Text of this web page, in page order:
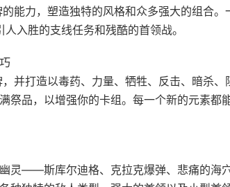
能力，塑造独特的风格和众多强大的组合
入胜的支线任务和残酷的首领战。
并打造以毒药、力量、牺牲、反击、暗杀
祭品，以增强你的卡组。每一个新的元素都
灵——斯库尔迪格、克拉克爆弹、悲痛的